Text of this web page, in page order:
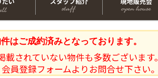
はご成約済みとなっております。
載されていない物件も多数ございます。
員登録フォームよりお問合せ下さい。